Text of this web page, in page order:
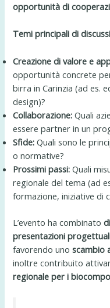
opportunità di
Temi principali di
Creazione di valore e
opportunità concrete
birra in Carinzia (ad es.
design)?
Collaborazione: Quali
essere partner in un
Sfide: Quali sono le
o normative?
Prossimi passi: Quali
regionale del tema (ad
formazione, iniziative di
L’evento ha combinato
presentazioni
favorendo unoscambio
inoltre contribuito
regionale per i